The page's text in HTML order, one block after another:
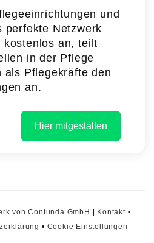
und
perfekte Netzwerk
kostenlos an, teilt
in der Pflege
als Pflegekräfte den
an.
Hier mitgestalten
von Contunda GmbH Kontakt•
• Cookie Einstellungen